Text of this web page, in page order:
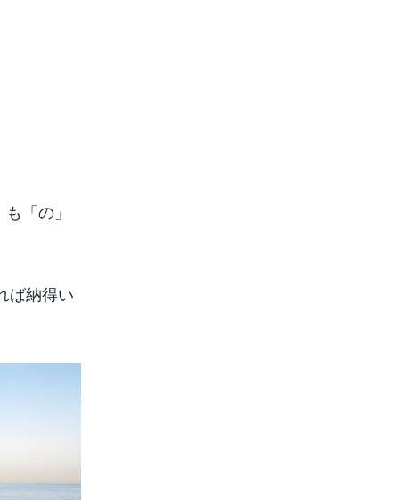
「の」
ば納得い